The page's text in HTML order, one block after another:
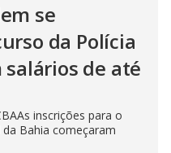
se
da Polícia
salários de até
inscrições para o
Bahia começaram